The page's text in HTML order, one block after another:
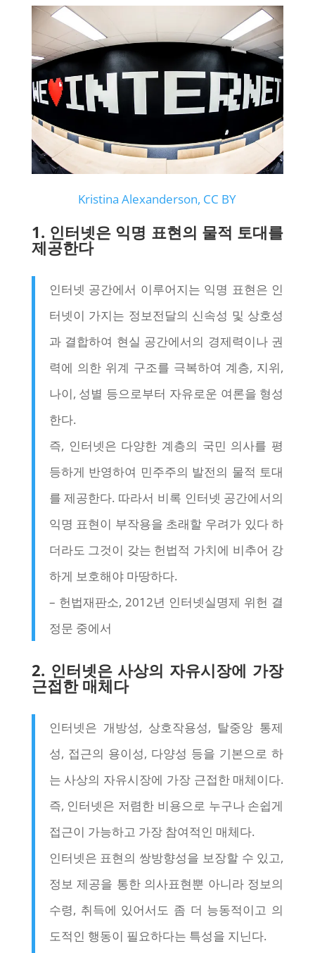
Kristina Alexanderson, CC BY
1. 인터넷은 익명 표현의 물적 토대를
제공한다
인터넷 공간에서 이루어지는 익명 표현은 인
터넷이 가지는 정보전달의 신속성 및 상호성
과 결합하여 현실 공간에서의 경제력이나 권
력에 의한 위계 구조를 극복하여 계층, 지위,
나이, 성별 등으로부터 자유로운 여론을 형성
한다.
즉, 인터넷은 다양한 계층의 국민 의사를 평
등하게 반영하여 민주주의 발전의 물적 토대
를 제공한다. 따라서 비록 인터넷 공간에서의
익명 표현이 부작용을 초래할 우려가 있다 하
더라도 그것이 갖는 헌법적 가치에 비추어 강
하게 보호해야 마땅하다.
– 헌법재판소, 2012년 인터넷실명제 위헌 결
정문 중에서
2. 인터넷은 사상의 자유시장에 가장
근접한 매체다
인터넷은 개방성, 상호작용성, 탈중앙 통제
성, 접근의 용이성, 다양성 등을 기본으로 하
는 사상의 자유시장에 가장 근접한 매체이다.
즉, 인터넷은 저렴한 비용으로 누구나 손쉽게
접근이 가능하고 가장 참여적인 매체다.
인터넷은 표현의 쌍방향성을 보장할 수 있고,
정보 제공을 통한 의사표현뿐 아니라 정보의
수령, 취득에 있어서도 좀 더 능동적이고 의
도적인 행동이 필요하다는 특성을 지닌다.